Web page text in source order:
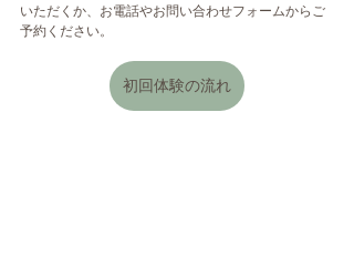
いただくか、お電話やお問い合わせフォームからご
予約ください。
初回体験の流れ